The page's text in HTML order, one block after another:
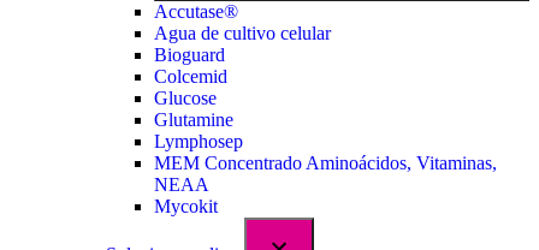
Accutase®
Agua de cultivo celular
Bioguard
Colcemid
Glucose
Glutamine
Lymphosep
MEM Concentrado Aminoácidos, Vitaminas,
NEAA
Mycokit